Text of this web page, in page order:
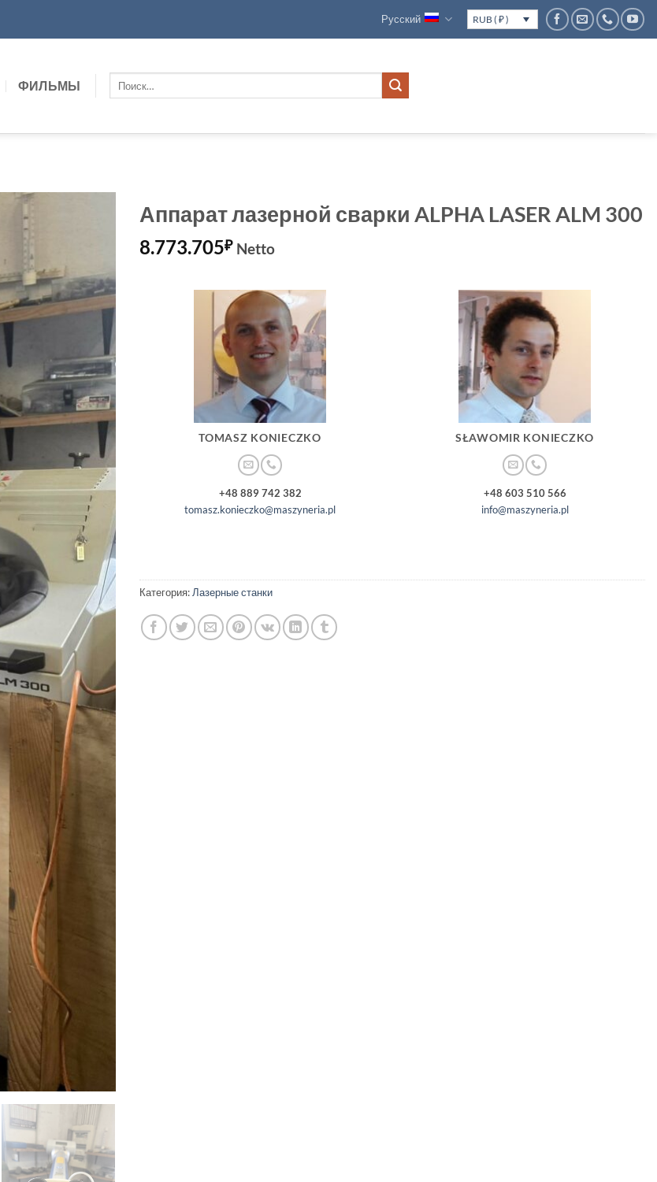
Русский RUB ( ₽ )
ФИЛЬМЫ Искать:
Аппарат лазерной сварки ALPHA LASER ALM 300
8.773.705₽ Netto
TOMASZ KONIECZKO
+48 889 742 382
tomasz.konieczko@maszyneria.pl
SŁAWOMIR KONIECZKO
+48 603 510 566
info@maszyneria.pl
Категория:Лазерные станки